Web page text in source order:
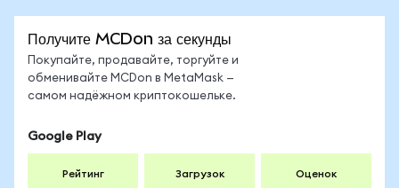
Получите MCDon за секунды
Покупайте, продавайте, торгуйте и
обменивайте MCDon в MetaMask —
самом надёжном криптокошельке.
Google Play
Рейтинг Загрузок Оценок